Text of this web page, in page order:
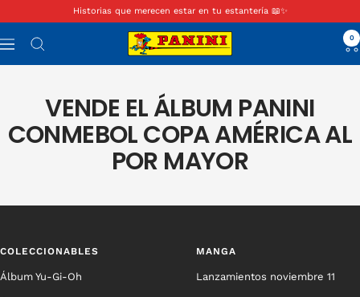
al
contenido
Historias que merecen estar en tu estantería 📖✨
Navigación
Panini
Colombia
0
VENDE EL ÁLBUM PANINI
CONMEBOL COPA AMÉRICA AL
POR MAYOR
COLECCIONABLES
Álbum Yu-Gi-Oh
MANGA
Lanzamientos noviembre 11